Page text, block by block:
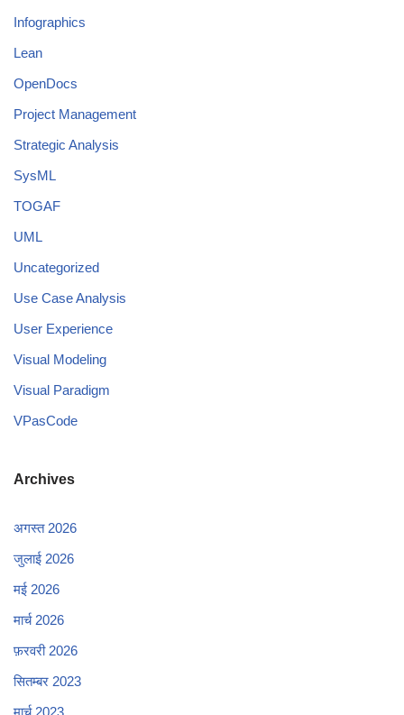
Infographics
Lean
OpenDocs
Project Management
Strategic Analysis
SysML
TOGAF
UML
Uncategorized
Use Case Analysis
User Experience
Visual Modeling
Visual Paradigm
VPasCode
Archives
अगस्त 2026
जुलाई 2026
मई 2026
मार्च 2026
फ़रवरी 2026
सितम्बर 2023
मार्च 2023